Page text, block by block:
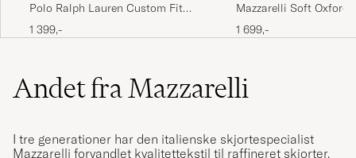
Polo Ralph Lauren Custom Fit
Seersucker/Oxford Stripe Shirt
Blue
1 399,-
Mazzarelli Soft Oxford
Down Shirt Blue Stripe
1 699,-
Andet fra Mazzarelli
I tre generationer har den italienske skjortespecialist
Mazzarelli forvandlet kvalitettekstil til raffineret skjorter.